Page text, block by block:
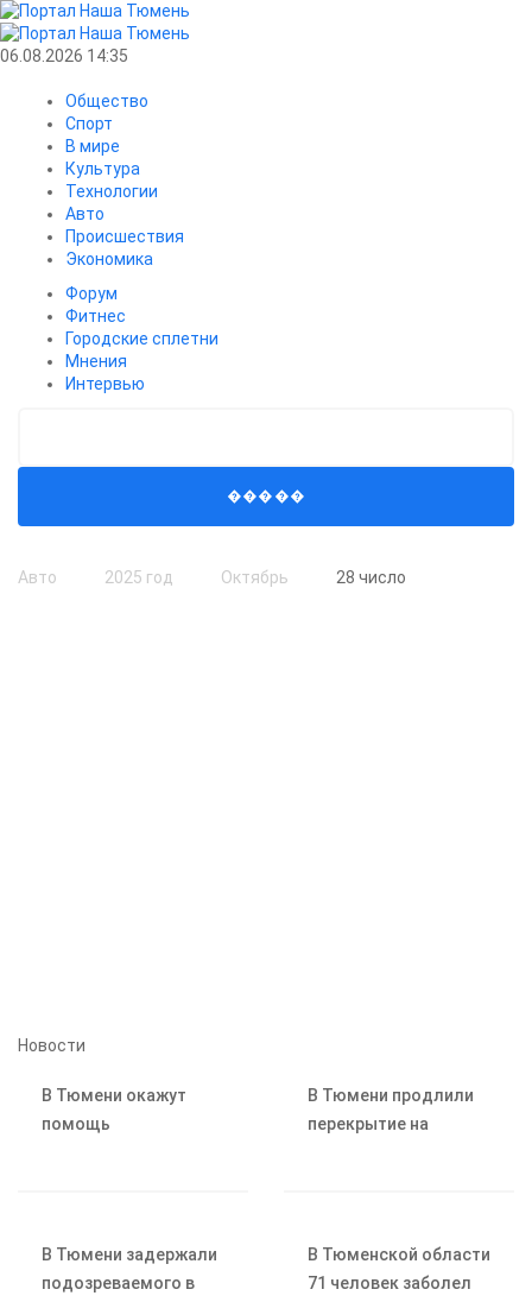
06.08.2026 14:35
Общество
Спорт
В мире
Культура
Технологии
Авто
Происшествия
Экономика
Форум
Фитнес
Городские сплетни
Мнения
Интервью
�����
Авто 2025 год Октябрь 28 число
Новости
В Тюмени окажут
помощь
В Тюмени продлили
перекрытие на
В Тюмени задержали
подозреваемого в
В Тюменской области
71 человек заболел